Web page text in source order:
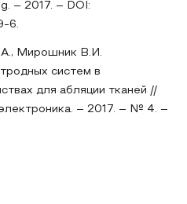
– 2017. – DOI:
6.
Мирошник В.И.
систем в
для абляции тканей //
– 2017. – № 4. –